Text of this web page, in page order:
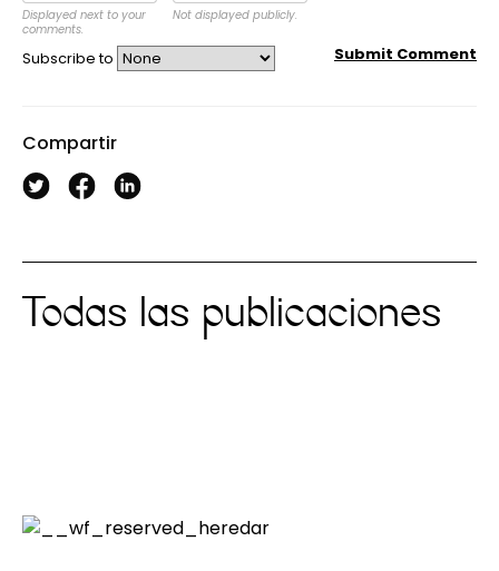
Displayed next to your
comments.
Not displayed publicly.
Submit Comment
Subscribe to
Compartir
Todas las publicaciones